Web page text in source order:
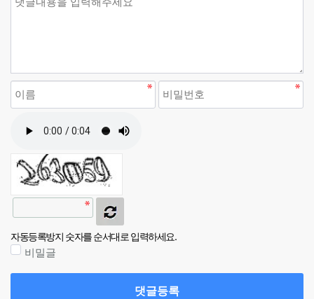
자동등록방지 숫자를 순서대로 입력하세요.
비밀글
댓글등록